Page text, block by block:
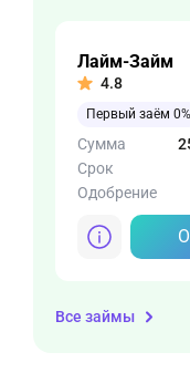
Лайм-Займ
4.8
Первый заём 0%
Сумма
Срок
Одобрение
Все займы